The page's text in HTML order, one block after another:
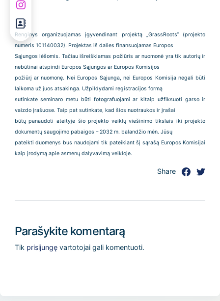
Renginys organizuojamas įgyvendinant projektą „GrassRoots“ (projekto
numeris 101140032). Projektas iš dalies finansuojamas Europos
Sąjungos lėšomis. Tačiau išreiškiamas požiūris ar nuomonė yra tik autorių ir
nebūtinai atspindi Europos Sąjungos ar Europos Komisijos
požiūrį ar nuomonę. Nei Europos Sąjunga, nei Europos Komisija negali būti
laikoma už juos atsakinga. Užpildydami registracijos formą
sutinkate seminaro metu būti fotografuojami ar kitaip užfiksuoti garso ir
vaizdo įrašuose. Taip pat sutinkate, kad šios nuotraukos ir įrašai
būtų panaudoti ateityje šio projekto veiklų viešinimo tikslais iki projekto
dokumentų saugojimo pabaigos – 2032 m. balandžio mėn. Jūsų
pateikti duomenys bus naudojami tik pateikiant šį sąrašą Europos Komisijai
kaip įrodymą apie asmenų dalyvavimą veikloje.
Share
Parašykite komentarą
Tik prisijungęvartotojai gali komentuoti.